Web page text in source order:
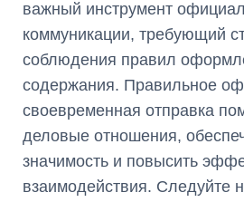
важный инструмент
коммуникации, требующий
соблюдения правил
содержания. Правильное
своевременная отправка
деловые отношения,
значимость и повысить
взаимодействия. Следуйте